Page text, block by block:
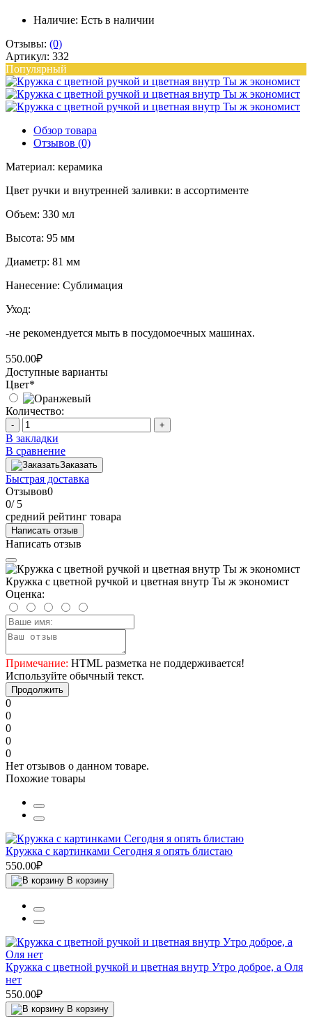
Наличие: Есть в наличии
Отзывы: (0)
Артикул: 332
Популярный
Обзор товара
Отзывов (0)
Материал: керамика
Цвет ручки и внутренней заливки: в ассортименте
Объем: 330 мл
Высота: 95 мм
Диаметр: 81 мм
Нанесение: Сублимация
Уход:
-не рекомендуется мыть в посудомоечных машинах.
550.00₽
Доступные варианты
Цвет*
Количество:
- +
В закладки
В сравнение
Заказать
Быстрая доставка
Отзывов0
0/ 5
средний рейтинг товара
Написать отзыв
Написать отзыв
Кружка с цветной ручкой и цветная внутр Ты ж экономист
Оценка:
Примечание: HTML разметка не поддерживается!
Используйте обычный текст.
Продолжить
0
0
0
0
0
Нет отзывов о данном товаре.
Похожие товары
Кружка с картинками Сегодня я опять блистаю
550.00₽
В корзину
Кружка с цветной ручкой и цветная внутр Утро доброе, а Оля
нет
550.00₽
В корзину